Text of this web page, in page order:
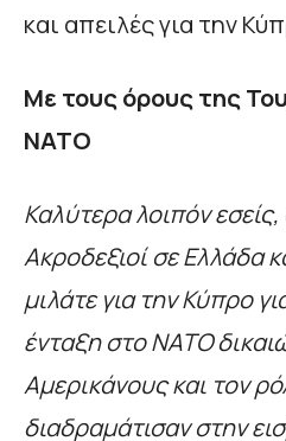
και απειλές για την
Με τους όρους της
ΝΑΤΟ
Καλύτερα λοιπόν εσείς,
Ακροδεξιοί σε Ελλάδα
μιλάτε για την Κύπρο
ένταξη στο ΝΑΤΟ
Αμερικάνους και τον
διαδραμάτισαν στην